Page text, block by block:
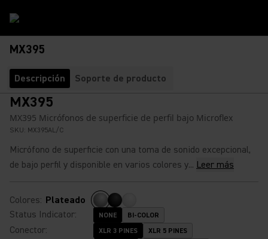
MX395
Descripción Soporte de producto
MX395
MX395 Micrófonos de superficie de perfil bajo Microflex
SKU: MX395AL/C
Micrófono de superficie con una toma de sonido excepcional,
de bajo perfil y disponible en varios colores y... Leer más
Colores: Plateado
Status Indicator: NONE BI-COLOR
Conector: XLR 3 PINES XLR 5 PINES